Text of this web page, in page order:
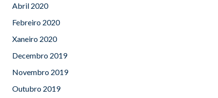
Abril 2020
Febreiro 2020
Xaneiro 2020
Decembro 2019
Novembro 2019
Outubro 2019